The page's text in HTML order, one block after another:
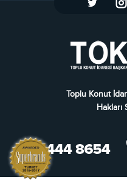
Toplu Konut
Hakları